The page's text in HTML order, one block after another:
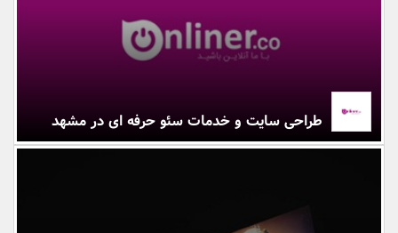
بانک، بیمه و سرمایه
طراحی سایت و خدمات سئو حرفه ای در مشهد